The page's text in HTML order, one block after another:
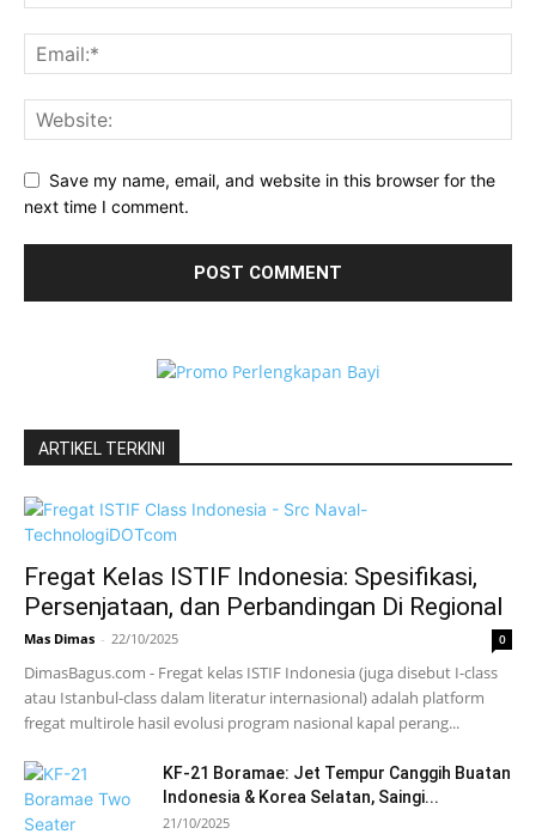
Save my name, email, and website in this browser for the
next time I comment.
ARTIKEL TERKINI
Fregat Kelas ISTIF Indonesia: Spesifikasi,
Persenjataan, dan Perbandingan Di Regional
Mas Dimas - 22/10/2025 0
DimasBagus.com - Fregat kelas ISTIF Indonesia (juga disebut I-class
atau Istanbul-class dalam literatur internasional) adalah platform
fregat multirole hasil evolusi program nasional kapal perang...
KF-21 Boramae: Jet Tempur Canggih Buatan
Indonesia & Korea Selatan, Saingi...
21/10/2025